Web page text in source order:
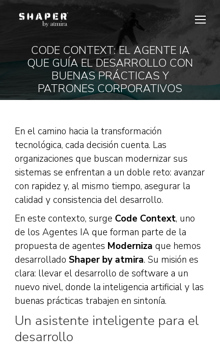
CODE CONTEXT: EL AGENTE IA
QUE GUÍA EL DESARROLLO CON
BUENAS PRÁCTICAS Y
PATRONES CORPORATIVOS
Estás aquí:
En el camino hacia la transformación
tecnológica, cada decisión cuenta. Las
organizaciones que buscan modernizar sus
sistemas se enfrentan a un doble reto: avanzar
con rapidez y, al mismo tiempo, asegurar la
calidad y consistencia del desarrollo.
En este contexto, surge Code Context, uno
de los Agentes IA que forman parte de la
propuesta de agentes Moderniza que hemos
desarrollado Shaper by atmira. Su misión es
clara: llevar el desarrollo de software a un
nuevo nivel, donde la inteligencia artificial y las
buenas prácticas trabajen en sintonía.
Un asistente inteligente para el
desarrollo